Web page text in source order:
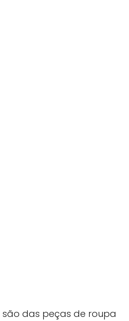
são das peças de roupa